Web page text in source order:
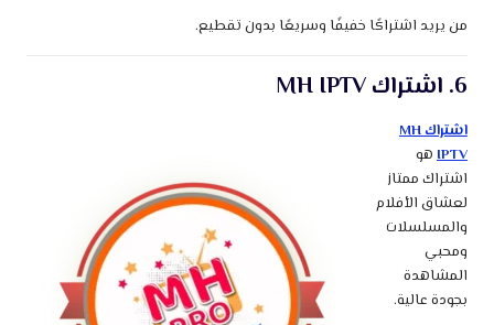
من يريد اشتراكًا خفيفًا وسريعًا بدون تقطيع.
6. اشتراك MH IPTV
اشتراك MH
IPTV هو
اشتراك ممتاز
لعشاق الأفلام
والمسلسلات
ومحبي
المشاهدة
بجودة عالية.